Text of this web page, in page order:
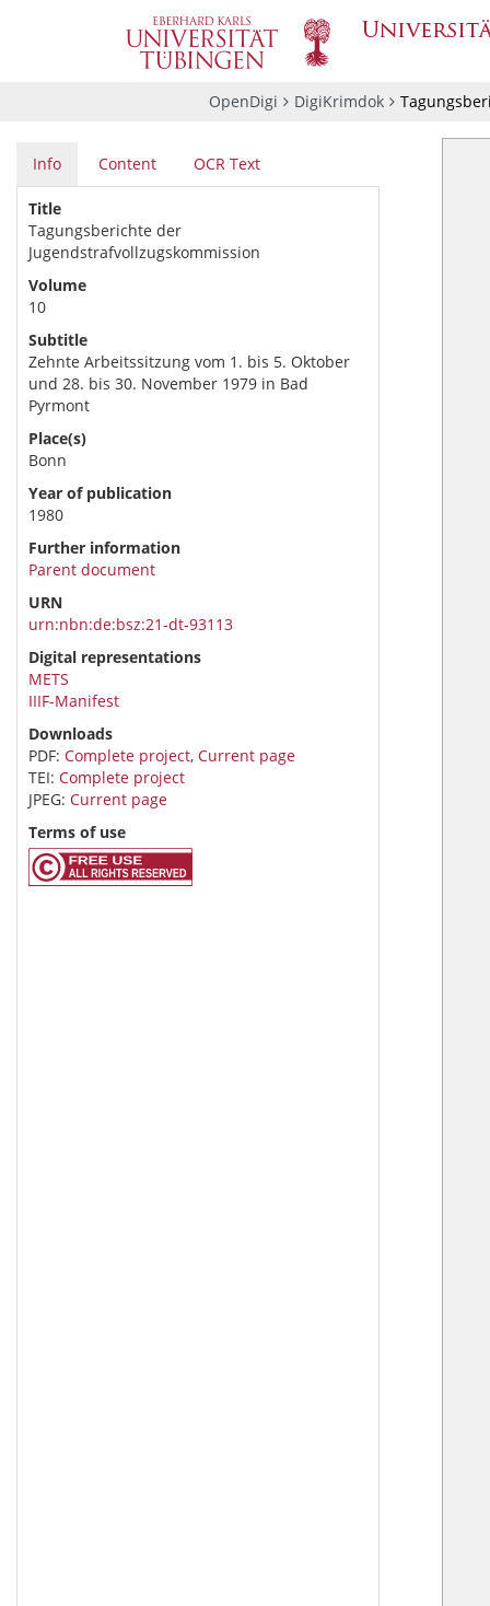
OpenDigi DigiKrimdok
Info Content OCR Text
Title
Tagungsberichte der
Jugendstrafvollzugskommission
Volume
10
Subtitle
Zehnte Arbeitssitzung vom 1. bis 5. Oktober
und 28. bis 30. November 1979 in Bad
Pyrmont
Place(s)
Bonn
Year of publication
1980
Further information
Parent document
URN
urn:nbn:de:bsz:21-dt-93113
Digital representations
METS
IIIF-Manifest
Downloads
PDF: Complete project, Current page
TEI: Complete project
JPEG: Current page
Terms of use